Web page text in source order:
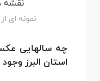
نمونه ای از
چه سالهایی
استان البرز وجود